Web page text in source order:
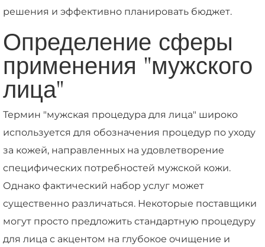
решения и эффективно планировать бюджет.
Определение сферы
применения "мужского
лица"
Термин "мужская процедура для лица" широко
используется для обозначения процедур по уходу
за кожей, направленных на удовлетворение
специфических потребностей мужской кожи.
Однако фактический набор услуг может
существенно различаться. Некоторые поставщики
могут просто предложить стандартную процедуру
для лица с акцентом на глубокое очищение и